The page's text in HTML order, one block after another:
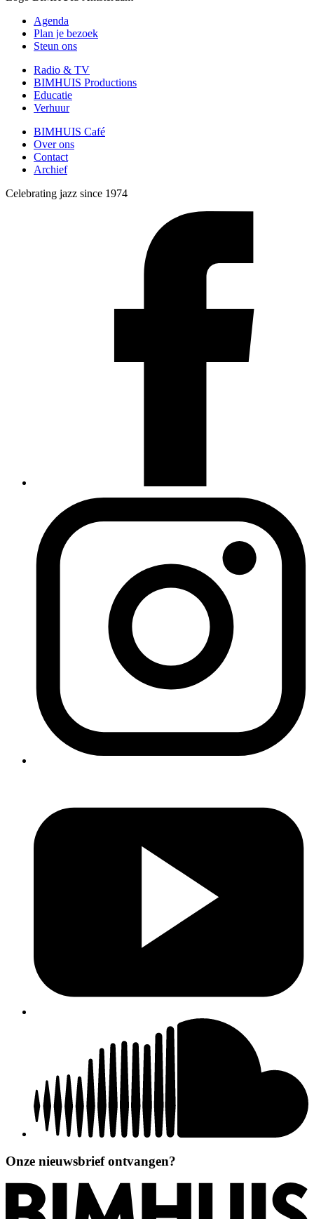
Agenda
Plan je bezoek
Steun ons
Radio & TV
BIMHUIS Productions
Educatie
Verhuur
BIMHUIS Café
Over ons
Contact
Archief
Celebrating jazz since 1974
Onze nieuwsbrief ontvangen?